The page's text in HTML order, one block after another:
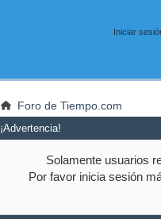
Iniciar
Foro de Tiempo.com
¡Advertencia!
Solamente usuarios
Por favor inicia sesión